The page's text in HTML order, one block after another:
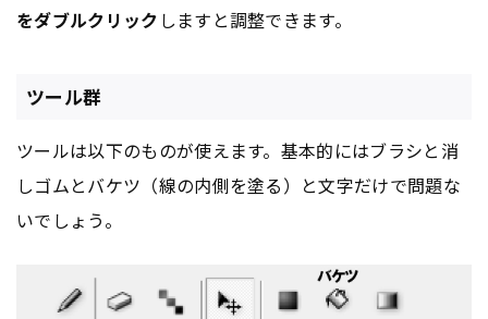
をダブルクリック しますと調整できます。
ツール群
ツールは以下のものが使えます。基本的にはブラシと消
しゴムとバケツ（線の内側を塗る）と文字だけで問題な
いでしょう。